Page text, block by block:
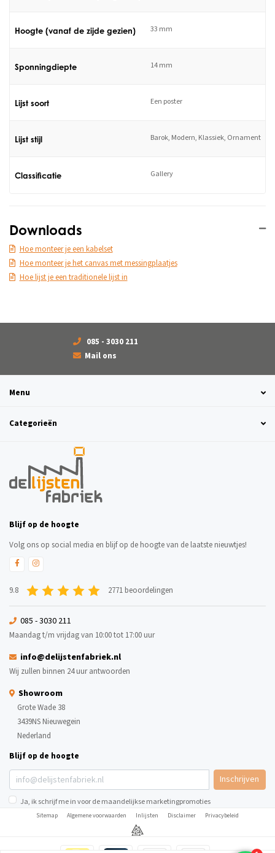
Hoogte (vanaf de zijde gezien) 33 mm
Sponningdiepte 14 mm
Lijst soort Een poster
Lijst stijl Barok, Modern, Klassiek, Ornament
Classificatie Gallery
Downloads
Hoe monteer je een kabelset
Hoe monteer je het canvas met messingplaatjes
Hoe lijst je een traditionele lijst in
085 - 3030 211
Mail ons
Menu
Categorieën
Blijf op de hoogte
Volg ons op social media en blijf op de hoogte van de laatste nieuwtjes!
9.8 2771 beoordelingen
085 - 3030 211
Maandag t/m vrijdag van 10:00 tot 17:00 uur
info@delijstenfabriek.nl
Wij zullen binnen 24 uur antwoorden
Showroom
Grote Wade 38
3439NS Nieuwegein
Nederland
Blijf op de hoogte
Inschrijven
Ja, ik schrijf me in voor de maandelijkse marketingpromoties
Sitemap Algemene voorwaarden Inlijsten Disclaimer Privacybeleid